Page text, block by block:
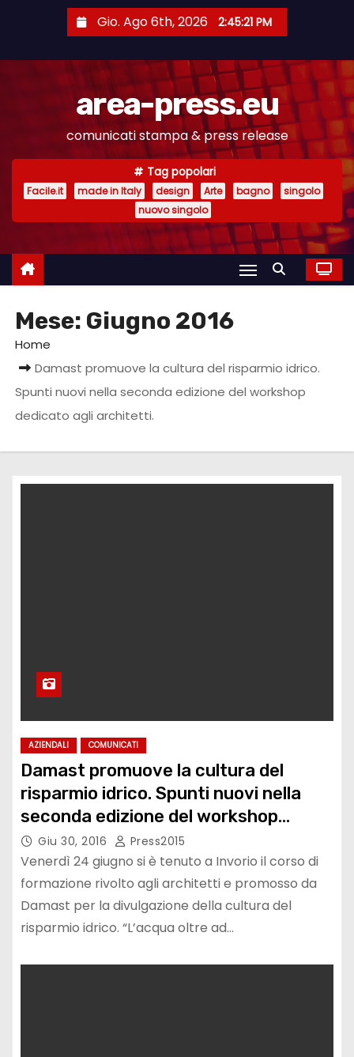
e
Gio. Ago 6th, 2026 2:45:22 PM
area-press.eu
comunicati stampa & press release
Tag popolari
Facile.it made in Italy design Arte bagno
singolo
nuovo singolo
Mese: Giugno 2016
Home
Damast promuove la cultura del risparmio idrico.
Spunti nuovi nella seconda edizione del workshop
dedicato agli architetti.
AZIENDALI COMUNICATI
Damast promuove la cultura del
risparmio idrico. Spunti nuovi nella
seconda edizione del workshop
dedicato agli architetti.
Giu 30, 2016 Press2015
Venerdì 24 giugno si è tenuto a Invorio il corso di
formazione rivolto agli architetti e promosso da
Damast per la divulgazione della cultura del
risparmio idrico. “L’acqua oltre ad…